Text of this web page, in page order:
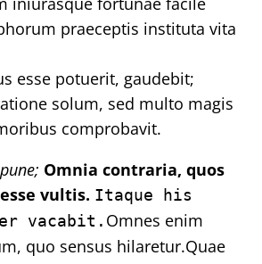
praeceptis instituta vita
esse potuerit, gaudebit;
solum, sed multo magis
comprobavit.
Omnia contraria, quos
vultis. Itaque his
vacabit. Omnes enim
quo sensus hilaretur.Quae